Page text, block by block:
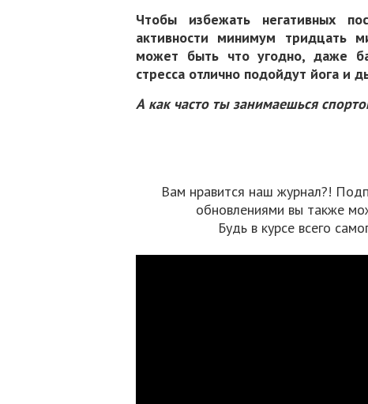
Чтобы избежать негативных
активности минимум тридцать
может быть что угодно, даже
стресса отлично подойдут йога и
А как часто ты занимаешься
Вам нравится наш журнал?!
обновлениями вы также
Будь в курсе всего